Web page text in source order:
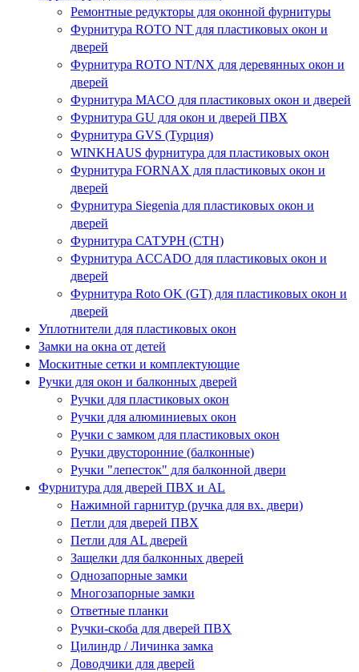
Ремонтные редукторы для оконной фурнитуры
Фурнитура ROTO NT для пластиковых окон и
дверей
Фурнитура ROTO NT/NX для деревянных окон и
дверей
Фурнитура MACO для пластиковых окон и дверей
Фурнитура GU для окон и дверей ПВХ
Фурнитура GVS (Турция)
WINKHAUS фурнитура для пластиковых окон
Фурнитура FORNAX для пластиковых окон и
дверей
Фурнитура Siegenia для пластиковых окон и
дверей
Фурнитура САТУРН (СТН)
Фурнитура ACCADO для пластиковых окон и
дверей
Фурнитура Roto OK (GT) для пластиковых окон и
дверей
Уплотнители для пластиковых окон
Замки на окна от детей
Москитные сетки и комплектующие
Ручки для окон и балконных дверей
Ручки для пластиковых окон
Ручки для алюминиевых окон
Ручки с замком для пластиковых окон
Ручки двусторонние (балконные)
Ручки "лепесток" для балконной двери
Фурнитура для дверей ПВХ и AL
Нажимной гарнитур (ручка для вх. двери)
Петли для дверей ПВХ
Петли для AL дверей
Защелки для балконных дверей
Однозапорные замки
Многозапорные замки
Ответные планки
Ручки-скоба для дверей ПВХ
Цилиндр / Личинка замка
Доводчики для дверей